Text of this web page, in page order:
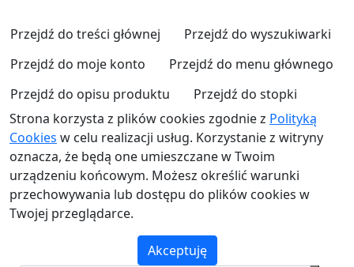
Przejdź do treści głównej
Przejdź do wyszukiwarki
Przejdź do moje konto
Przejdź do menu głównego
Przejdź do opisu produktu
Przejdź do stopki
Strona korzysta z plików cookies zgodnie z Polityką
Cookies w celu realizacji usług. Korzystanie z witryny
oznacza, że będą one umieszczane w Twoim
urządzeniu końcowym. Możesz określić warunki
przechowywania lub dostępu do plików cookies w
Twojej przeglądarce.
Akceptuję